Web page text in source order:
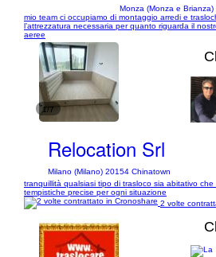
Monza (Monza e Brianza)
mio team ci occupiamo di montaggio arredi e
l’attrezzatura necessaria per quanto riguarda il
aeree
1/7
Relocation Srl
Milano (Milano) 20154 Chinatown
tranquillità qualsiasi tipo di trasloco sia abitativo
tempistiche precise per ogni situazione
2 volte